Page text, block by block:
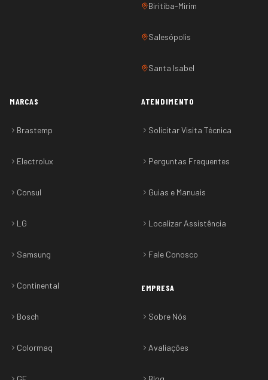
Biritiba-Mirim
Salesópolis
Santa Isabel
MARCAS
Brastemp
Electrolux
Consul
LG
Samsung
Continental
Bosch
Colormaq
ATENDIMENTO
Solicitar Visita Técnica
Perguntas Frequentes
Guias e Manuais
Localizar Assistência
Fale Conosco
EMPRESA
Sobre Nós
Avaliações